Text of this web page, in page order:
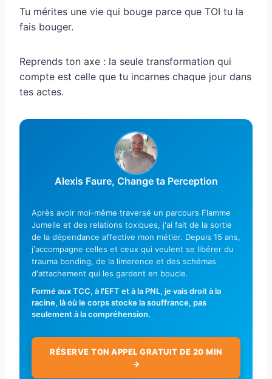
Tu mérites une vie qui bouge parce que TOI tu la
fais bouger.
Reprends ton axe : la seule transformation qui
compte est celle que tu incarnes chaque jour dans
tes actes.
Alexis Faure, Change ta Perception
Après avoir moi-même traversé un parcours Flamme
Jumelle et des relations toxiques, j'ai fait de la sortie
de la dépendance affective mon métier. Depuis 15 ans,
j'accompagne celles et ceux qui veulent se libérer du
trauma bonding, de la limerence et des schémas
d'attachement qui les gardent en boucle.
Formé aux TCC, à l'EFT et à la PNL, je vais droit à la
racine, là où le corps stocke la souffrance, pas
seulement à la compréhension.
RÉSERVE TON APPEL GRATUIT DE 20 MIN
→